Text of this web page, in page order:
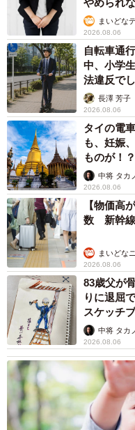
やめられ
まいどな
2026.08.06
自転車通
中、小学
法違反で
説】長澤 芳子
2026.08.06
タイの電
も、妊娠
ものが！
中将 タカ
2026.08.06
【物価高
数 新幹線
まいどな
2026.08.06
83歳父が
りに退屈
スケッチ
ますよ…」
中将 タカ
2026.08.06